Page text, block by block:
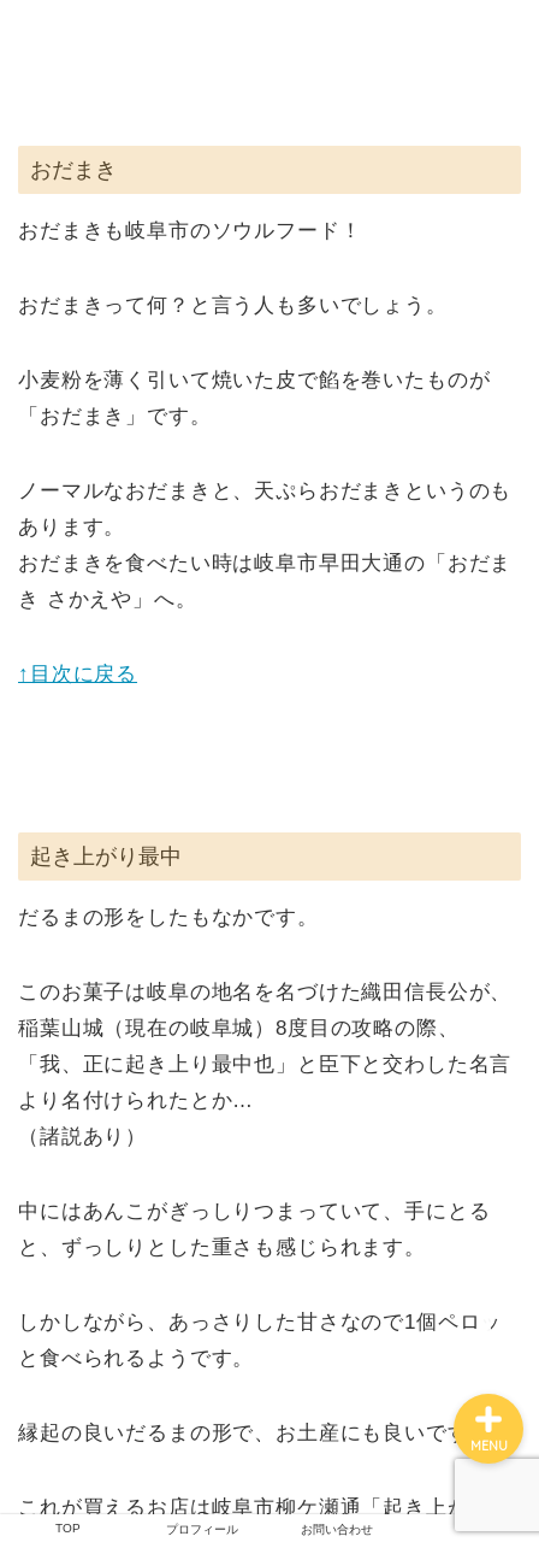
おだまき
おだまきも岐阜市のソウルフード！
おだまきって何？と言う人も多いでしょう。
小麦粉を薄く引いて焼いた皮で餡を巻いたものが
「おだまき」です。
ノーマルなおだまきと、天ぷらおだまきというのも
あります。
おだまきを食べたい時は岐阜市早田大通の「おだま
き さかえや」へ。
↑目次に戻る
起き上がり最中
だるまの形をしたもなかです。
このお菓子は岐阜の地名を名づけた織田信長公が、
稲葉山城（現在の岐阜城）8度目の攻略の際、
「我、正に起き上り最中也」と臣下と交わした名言
より名付けられたとか…
（諸説あり）
中にはあんこがぎっしりつまっていて、手にとる
と、ずっしりとした重さも感じられます。
しかしながら、あっさりした甘さなので1個ペロッ
と食べられるようです。
縁起の良いだるまの形で、お土産にも良いですね。
これが買えるお店は岐阜市柳ケ瀬通「起き上がり本
TOP プロフィール お問い合わせ
MENU
撮影技術
プロフィール